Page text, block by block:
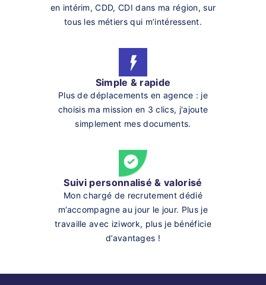
en intérim, CDD, CDI dans ma région, sur
tous les métiers qui m’intéressent.
Simple & rapide
Plus de déplacements en agence : je
choisis ma mission en 3 clics, j'ajoute
simplement mes documents.
Suivi personnalisé & valorisé
Mon chargé de recrutement dédié
m’accompagne au jour le jour. Plus je
travaille avec iziwork, plus je bénéficie
d’avantages !